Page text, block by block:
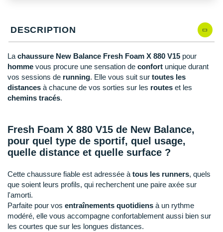
DESCRIPTION
La chaussure New Balance Fresh Foam X 880 V15 pour
homme vous procure une sensation de confort unique durant
vos sessions de running. Elle vous suit sur toutes les
distances à chacune de vos sorties sur les routes et les
chemins tracés.
Fresh Foam X 880 V15 de New Balance,
pour quel type de sportif, quel usage,
quelle distance et quelle surface ?
Cette chaussure fiable est adressée à tous les runners, quels
que soient leurs profils, qui recherchent une paire axée sur
l'amorti.
Parfaite pour vos entraînements quotidiens à un rythme
modéré, elle vous accompagne confortablement aussi bien sur
les courtes que sur les longues distances.
DÉSTOCKAGE
+ Voir tous lesaccessoires
NNormal
On-Running
Orca
Patagonia
Polar
Puma
Raidlight